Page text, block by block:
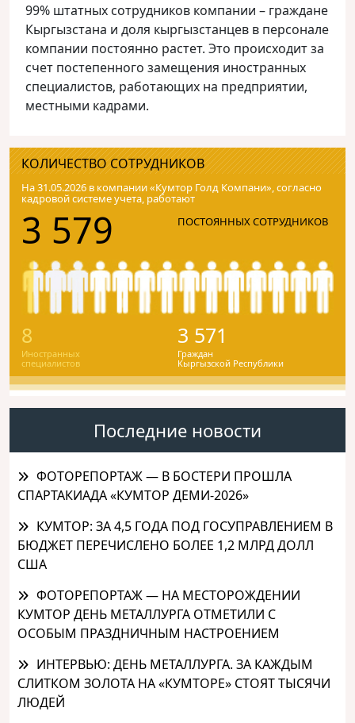
99% штатных сотрудников компании – граждане
Кыргызстана и доля кыргызстанцев в персонале
компании постоянно растет. Это происходит за
счет постепенного замещения иностранных
специалистов, работающих на предприятии,
местными кадрами.
КОЛИЧЕСТВО СОТРУДНИКОВ
На 31.05.2026 в компании «Кумтор Голд Компани», согласно
кадровой системе учета, работают
3 579 ПОСТОЯННЫХ СОТРУДНИКОВ
8
Иностранных
специалистов
3 571
Граждан
Кыргызской Республики
Последние новости
ФОТОРЕПОРТАЖ — В БОСТЕРИ ПРОШЛА
СПАРТАКИАДА «КУМТОР ДЕМИ-2026»
КУМТОР: ЗА 4,5 ГОДА ПОД ГОСУПРАВЛЕНИЕМ В
БЮДЖЕТ ПЕРЕЧИСЛЕНО БОЛЕЕ 1,2 МЛРД ДОЛЛ
США
ФОТОРЕПОРТАЖ — НА МЕСТОРОЖДЕНИИ
КУМТОР ДЕНЬ МЕТАЛЛУРГА ОТМЕТИЛИ С
ОСОБЫМ ПРАЗДНИЧНЫМ НАСТРОЕНИЕМ
ИНТЕРВЬЮ: ДЕНЬ МЕТАЛЛУРГА. ЗА КАЖДЫМ
СЛИТКОМ ЗОЛОТА НА «КУМТОРЕ» СТОЯТ ТЫСЯЧИ
ЛЮДЕЙ